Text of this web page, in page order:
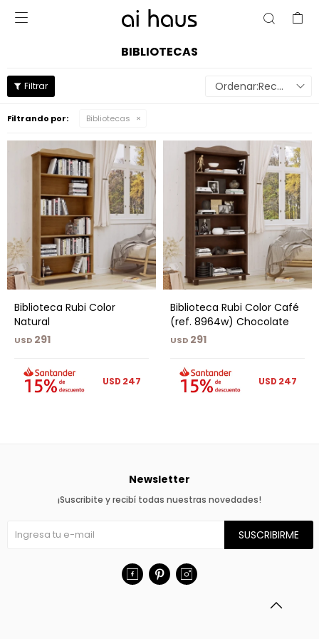

BIBLIOTECAS
Recomendados
Filtrando por: Bibliotecas
Biblioteca Rubi Color
Natural
USD 291
USD 247
Biblioteca Rubi Color Café
(ref. 8964w) Chocolate
USD 291
USD 247
Newsletter
¡Suscribite y recibí todas nuestras novedades!
SUSCRIBIRME
  